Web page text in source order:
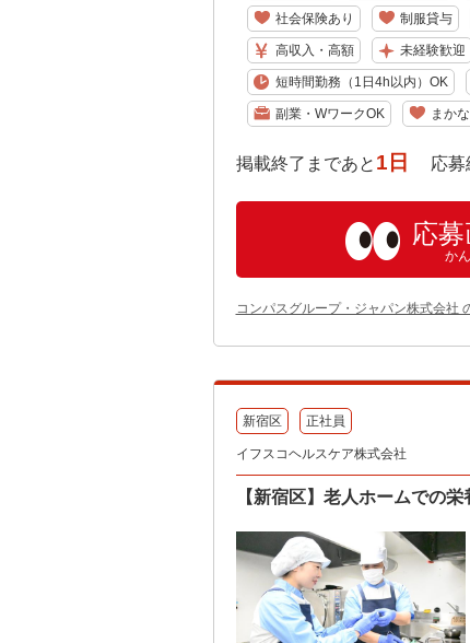
社会保険あり 制服貸与
高収入・高額 未経験歓迎
短時間勤務（1日4h以内）OK
副業・WワークOK まか
掲載終了まであと 1日 応募
応
か
コンパスグループ・ジャパン株式会社
新宿区 正社員
イフスコヘルスケア株式会社
【新宿区】老人ホームでの